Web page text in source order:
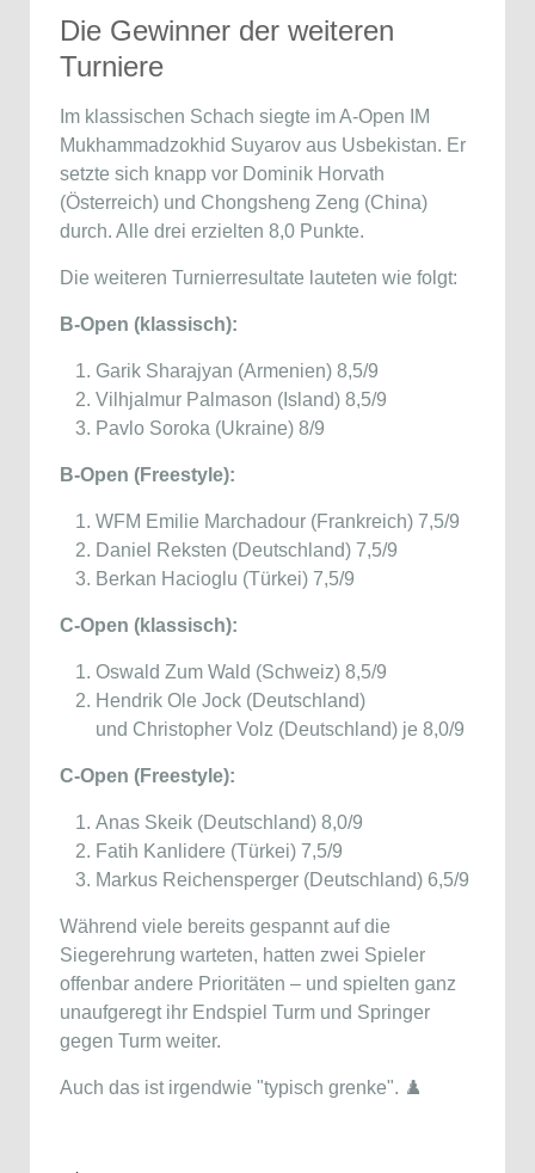
Die Gewinner der weiteren
Turniere
Im klassischen Schach siegte im A-Open IM
Mukhammadzokhid Suyarov aus Usbekistan. Er
setzte sich knapp vor Dominik Horvath
(Österreich) und Chongsheng Zeng (China)
durch. Alle drei erzielten 8,0 Punkte.
Die weiteren Turnierresultate lauteten wie folgt:
B-Open (klassisch):
Garik Sharajyan (Armenien) 8,5/9
Vilhjalmur Palmason (Island) 8,5/9
Pavlo Soroka (Ukraine) 8/9
B-Open (Freestyle):
WFM Emilie Marchadour (Frankreich) 7,5/9
Daniel Reksten (Deutschland) 7,5/9
Berkan Hacioglu (Türkei) 7,5/9
C-Open (klassisch):
Oswald Zum Wald (Schweiz) 8,5/9
Hendrik Ole Jock (Deutschland)
und Christopher Volz (Deutschland) je 8,0/9
C-Open (Freestyle):
Anas Skeik (Deutschland) 8,0/9
Fatih Kanlidere (Türkei) 7,5/9
Markus Reichensperger (Deutschland) 6,5/9
Während viele bereits gespannt auf die
Siegerehrung warteten, hatten zwei Spieler
offenbar andere Prioritäten – und spielten ganz
unaufgeregt ihr Endspiel Turm und Springer
gegen Turm weiter.
Auch das ist irgendwie "typisch grenke". ♟️